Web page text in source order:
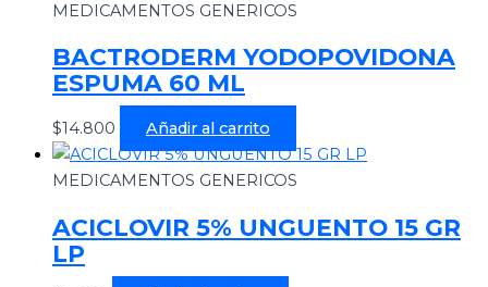
MEDICAMENTOS GENERICOS
BACTRODERM YODOPOVIDONA
ESPUMA 60 ML
$14.800 Añadir al carrito
MEDICAMENTOS GENERICOS
ACICLOVIR 5% UNGUENTO 15 GR
LP